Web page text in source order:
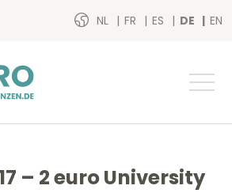
NL FR ES DE EN
– 2 euro University